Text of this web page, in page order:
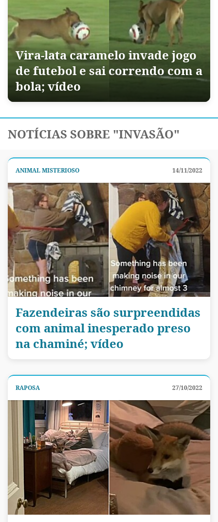
Vira-lata caramelo invade jogo
de futebol e sai correndo com a
bola; vídeo
NOTÍCIAS SOBRE "INVASÃO"
ANIMAL MISTERIOSO 14/11/2022
Fazendeiras são surpreendidas
com animal inesperado preso
na chaminé; vídeo
RAPOSA 27/10/2022